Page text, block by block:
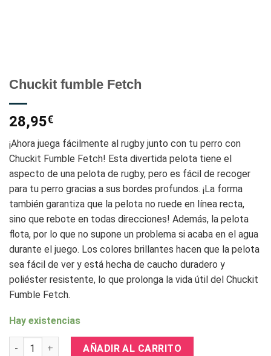
Chuckit fumble Fetch
28,95€
¡Ahora juega fácilmente al rugby junto con tu perro con
Chuckit Fumble Fetch! Esta divertida pelota tiene el
aspecto de una pelota de rugby, pero es fácil de recoger
para tu perro gracias a sus bordes profundos. ¡La forma
también garantiza que la pelota no ruede en línea recta,
sino que rebote en todas direcciones! Además, la pelota
flota, por lo que no supone un problema si acaba en el agua
durante el juego. Los colores brillantes hacen que la pelota
sea fácil de ver y está hecha de caucho duradero y
poliéster resistente, lo que prolonga la vida útil del Chuckit
Fumble Fetch.
Hay existencias
Chuckit fumble Fetch cantidad
AÑADIR AL CARRITO